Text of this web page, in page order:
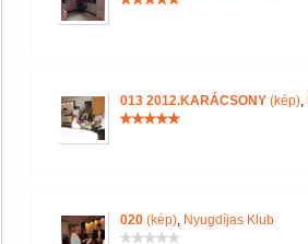
013 2012.KARÁCSONY (kép),
020 (kép), Nyugdíjas Klub